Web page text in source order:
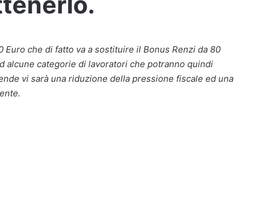
che di fatto va a sostituire il Bonus Renzi da 80
alcune categorie di lavoratori che potranno quindi
vi sarà una riduzione della pressione fiscale ed una